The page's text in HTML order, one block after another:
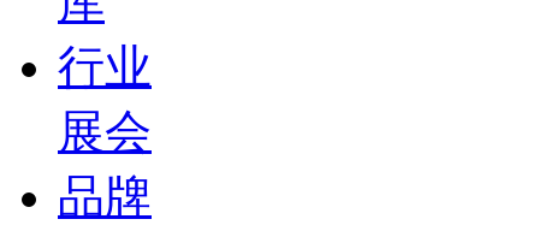
行业
展会
品牌